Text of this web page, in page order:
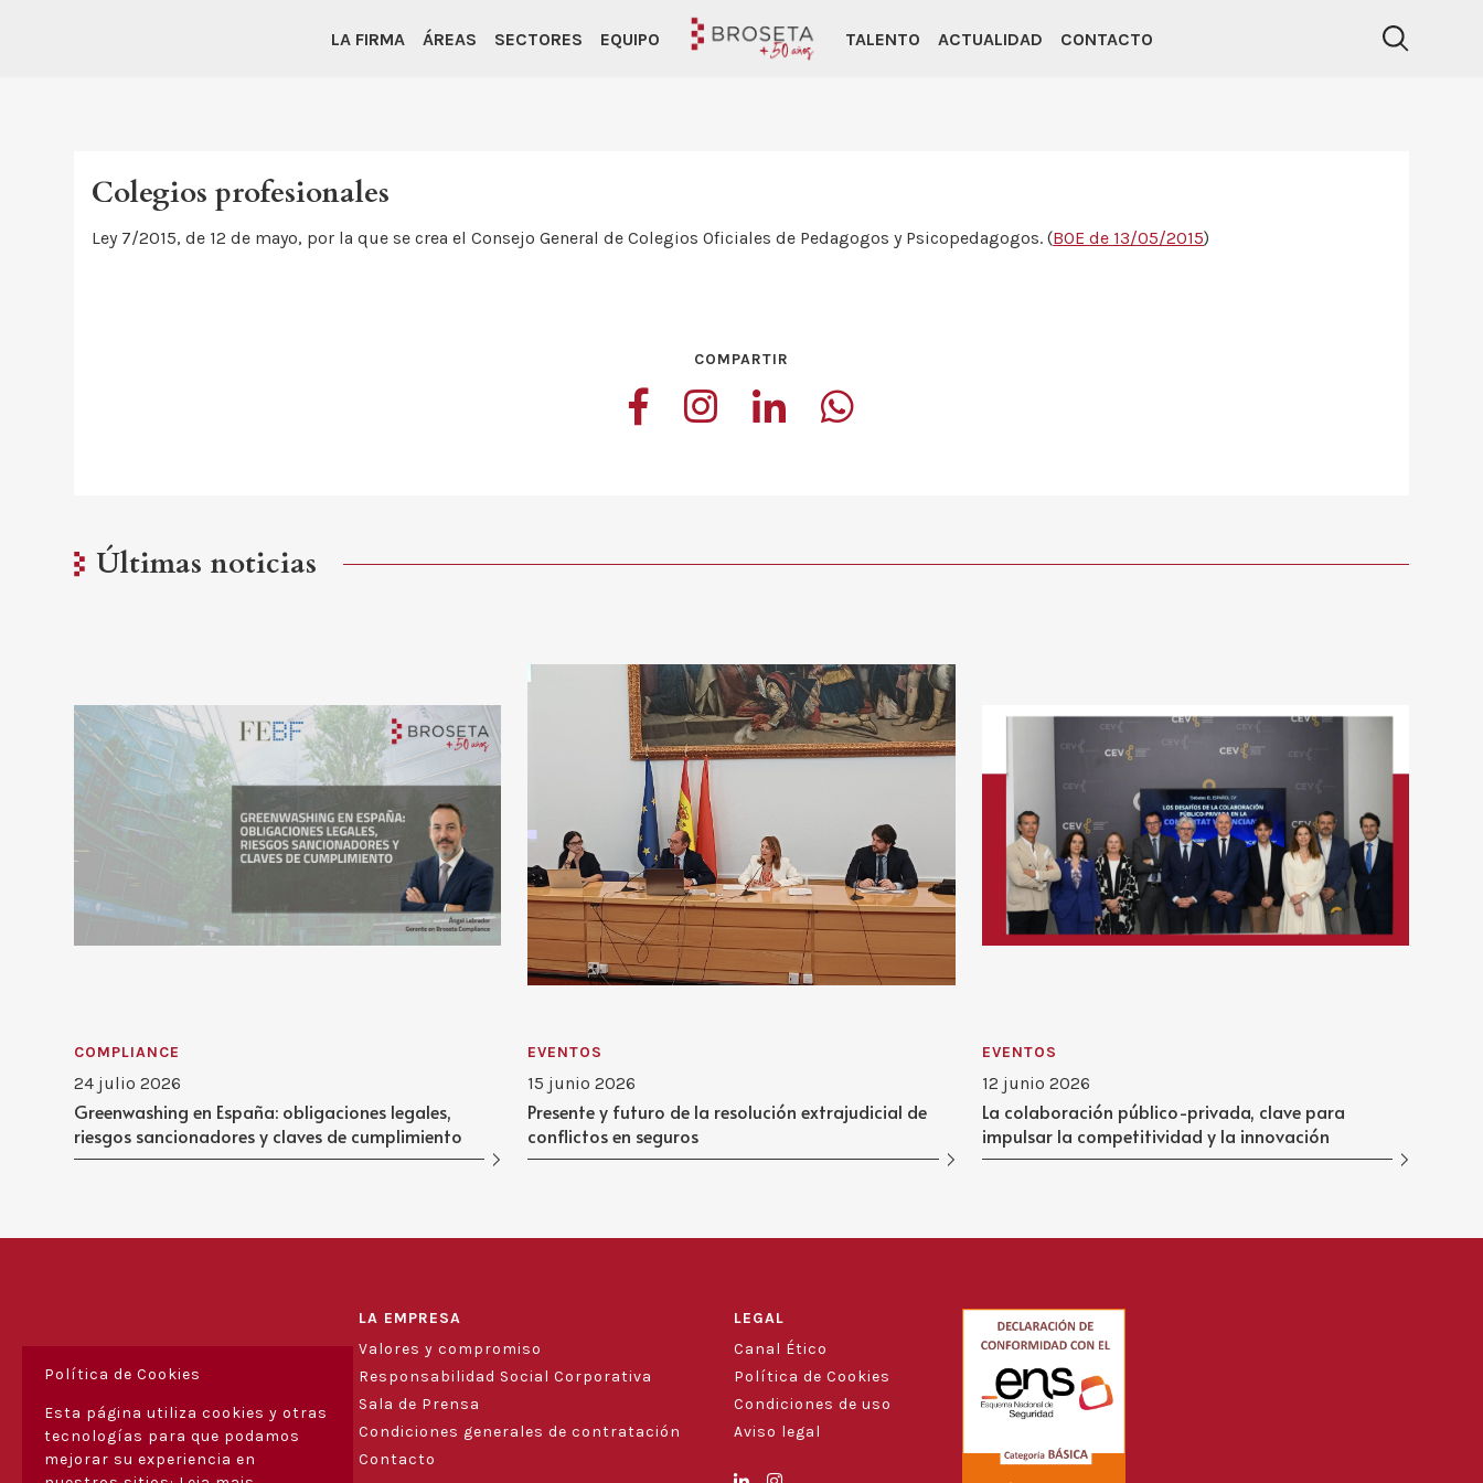
LA FIRMA ÁREAS SECTORES EQUIPO TALENTO ACTUALIDAD CONTACTO
Colegios profesionales
Ley 7/2015, de 12 de mayo, por la que se crea el Consejo General de Colegios Oficiales de Pedagogos y Psicopedagogos. (BOE de 13/05/2015)
COMPARTIR
Últimas noticias
COMPLIANCE
24 julio 2026
Greenwashing en España: obligaciones legales,
riesgos sancionadores y claves de cumplimiento
EVENTOS
15 junio 2026
Presente y futuro de la resolución extrajudicial de
conflictos en seguros
EVENTOS
12 junio 2026
La colaboración público-privada, clave para
impulsar la competitividad y la innovación
LA EMPRESA
Valores y compromiso
Responsabilidad Social Corporativa
Sala de Prensa
Condiciones generales de contratación
Contacto
LEGAL
Canal Ético
Política de Cookies
Condiciones de uso
Aviso legal
Política de Cookies
Esta página utiliza cookies y otras
tecnologías para que podamos
mejorar su experiencia en